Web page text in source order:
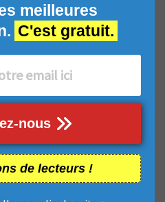
meilleures
C'est gratuit.
nous
de lecteurs !